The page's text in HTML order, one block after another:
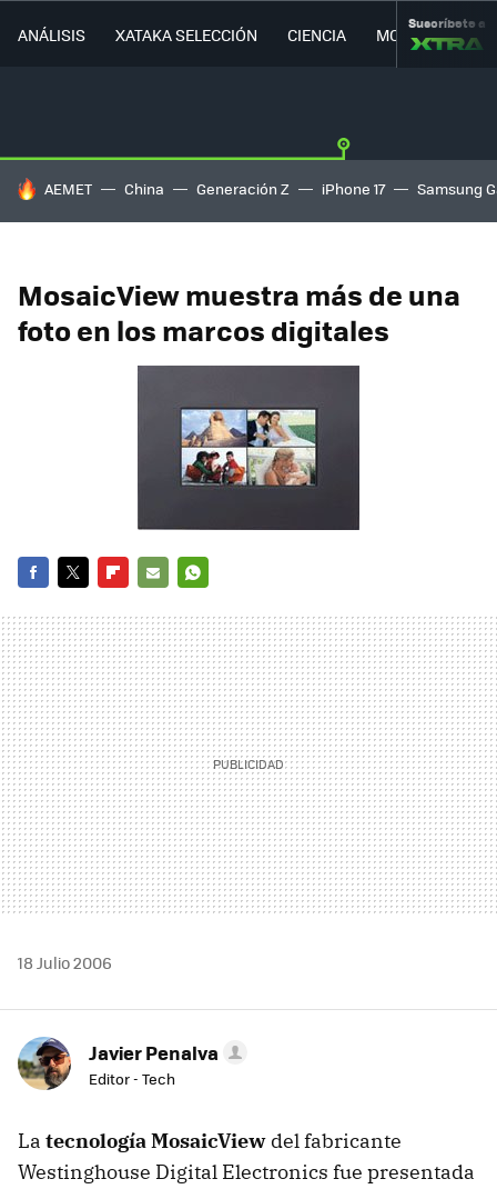
ANÁLISIS XATAKA SELECCIÓN CIENCIA MOVILIDAD
Suscríbete a
HOY SE HABLA DE
AEMET China Generación Z iPhone 17 Samsung
MosaicView muestra más de una
foto en los marcos digitales
MAIL
18 Julio 2006
Javier Penalva
Editor - Tech
La tecnología MosaicView del fabricante
Westinghouse Digital Electronics fue presentada